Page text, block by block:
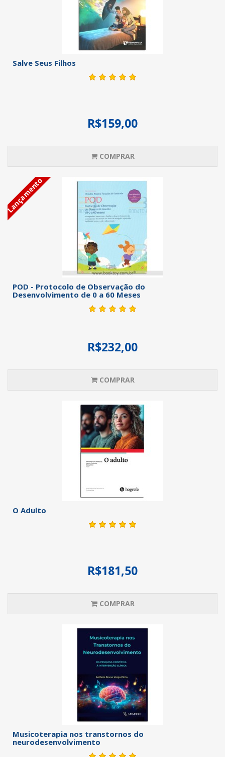
Salve Seus Filhos
R$159,00
COMPRAR
Lançamento
POD - Protocolo de Observação do
Desenvolvimento de 0 a 60 Meses
R$232,00
COMPRAR
O Adulto
R$181,50
COMPRAR
Musicoterapia nos transtornos do
neurodesenvolvimento